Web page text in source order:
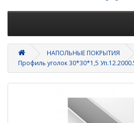
НАПОЛЬНЫЕ ПОКРЫТИЯ
Профиль уголок 30*30*1,5